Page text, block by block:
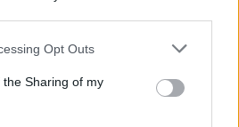
Opt Outs
Sharing of my